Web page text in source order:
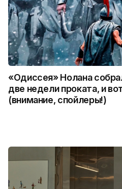
«Одиссея» Нолана
две недели проката, и
(внимание, спойлеры!)